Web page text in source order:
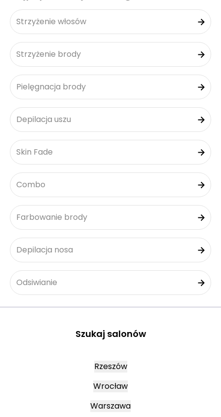
Strzyżenie włosów
Strzyżenie brody
Pielęgnacja brody
Depilacja uszu
Skin Fade
Combo
Farbowanie brody
Depilacja nosa
Odsiwianie
Szukaj salonów
Rzeszów
Wrocław
Warszawa